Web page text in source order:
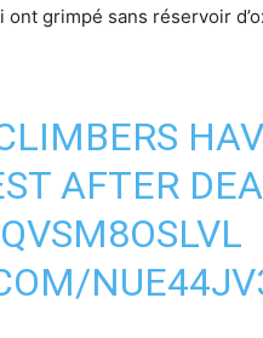
ont grimpé sans réservoir
AFTER